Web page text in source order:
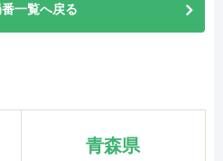
一覧へ戻る
青森県